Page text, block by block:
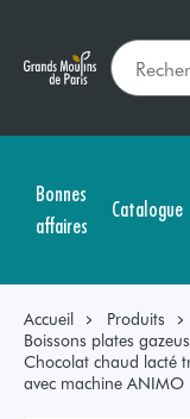
Bonnes
affaires
Catalogue
Accueil Produits
Boissons plates
Chocolat chaud lacté
avec machine ANIMO